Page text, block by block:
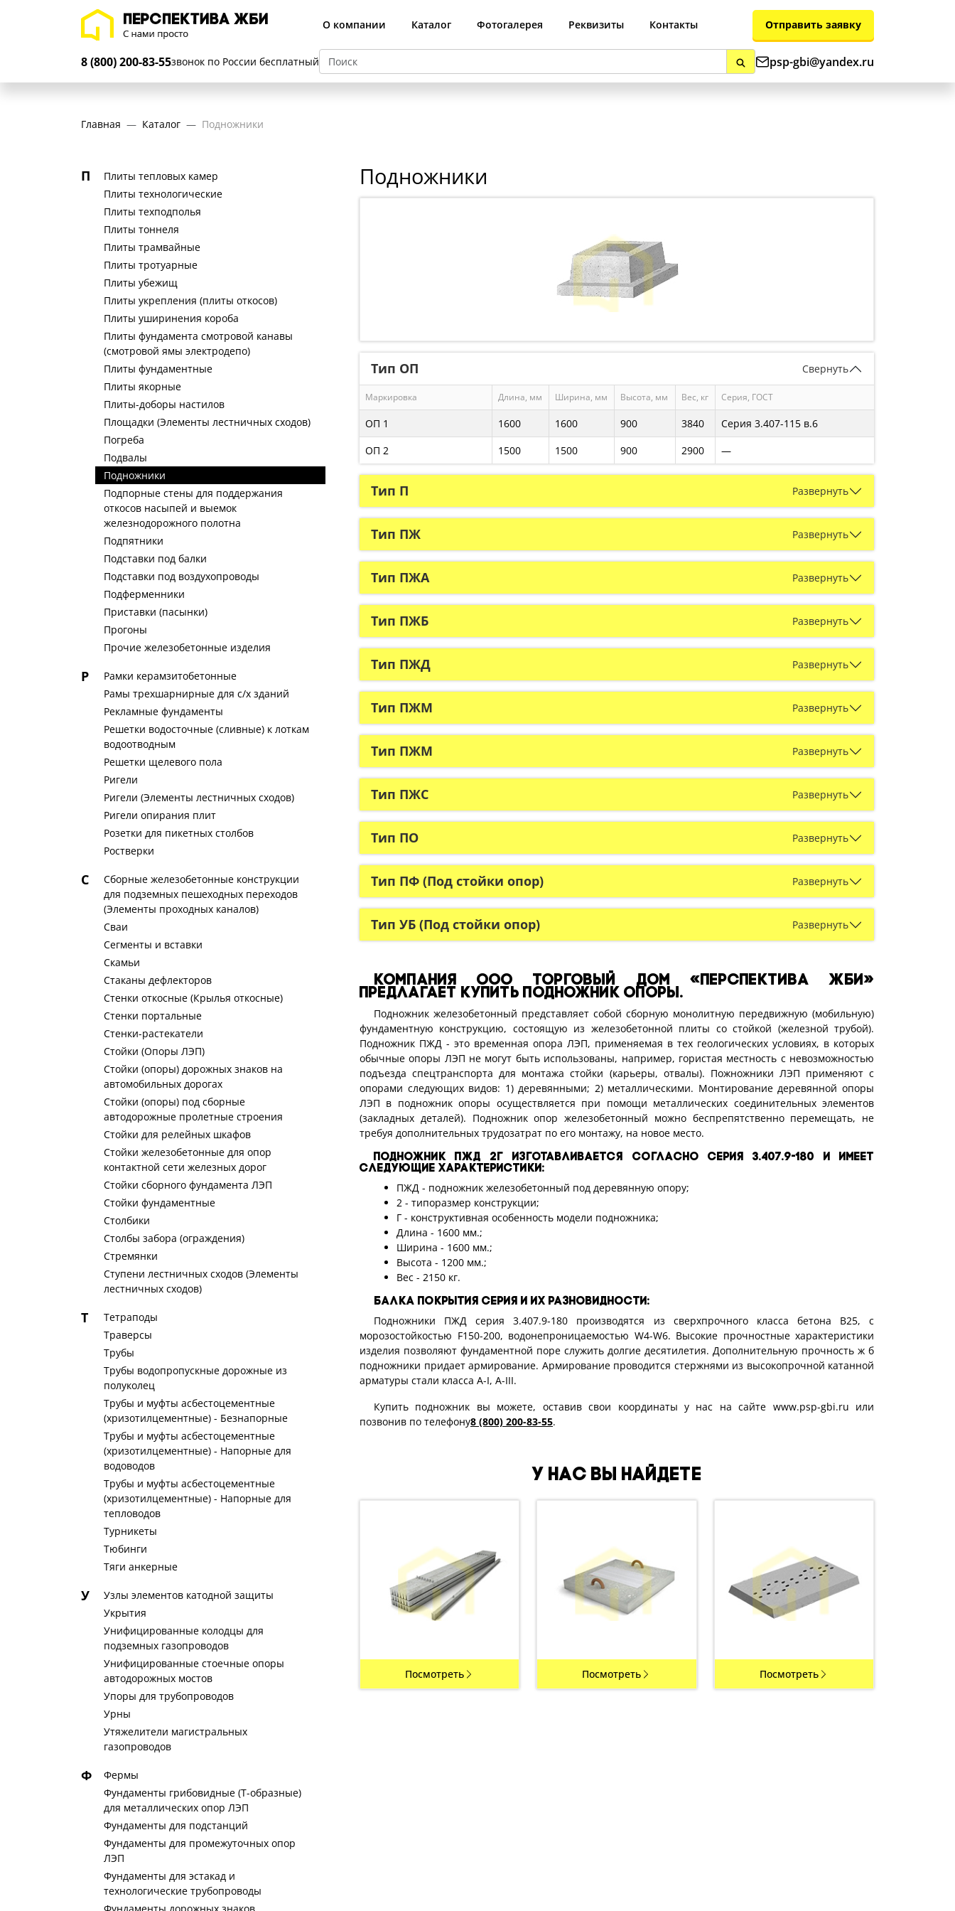
О компании Каталог Фотогалерея Реквизиты Контакты Отправить заявку
8 (800) 200-83-55звонок по России бесплатный psp-gbi@yandex.ru
Главная Каталог Подножники
П
Плиты проезжей части мостов
Плиты пролетного строения
Плиты разгрузочные
Плиты ребристые
Плиты составного фундамента
Плиты тепловых камер
Плиты технологические
Плиты техподполья
Плиты тоннеля
Плиты трамвайные
Плиты тротуарные
Плиты убежищ
Плиты укрепления (плиты откосов)
Плиты уширинения короба
Плиты фундамента смотровой канавы
(смотровой ямы электродепо)
Плиты фундаментные
Плиты якорные
Плиты-доборы настилов
Площадки (Элементы лестничных сходов)
Погреба
Подвалы
Подножники
Подпорные стены для поддержания
откосов насыпей и выемок
железнодорожного полотна
Подпятники
Подставки под балки
Подставки под воздухопроводы
Подферменники
Приставки (пасынки)
Прогоны
Прочие железобетонные изделия
Р
Рамки керамзитобетонные
Рамы трехшарнирные для с/х зданий
Рекламные фундаменты
Решетки водосточные (сливные) к лоткам
водоотводным
Решетки щелевого пола
Ригели
Ригели (Элементы лестничных сходов)
Ригели опирания плит
Розетки для пикетных столбов
Ростверки
С
Сборные железобетонные конструкции
для подземных пешеходных переходов
(Элементы проходных каналов)
Сваи
Сегменты и вставки
Скамьи
Стаканы дефлекторов
Стенки откосные (Крылья откосные)
Стенки портальные
Стенки-растекатели
Стойки (Опоры ЛЭП)
Стойки (опоры) дорожных знаков на
автомобильных дорогах
Стойки (опоры) под сборные
автодорожные пролетные строения
Стойки для релейных шкафов
Стойки железобетонные для опор
контактной сети железных дорог
Стойки сборного фундамента ЛЭП
Стойки фундаментные
Столбики
Столбы забора (ограждения)
Стремянки
Ступени лестничных сходов (Элементы
лестничных сходов)
Т
Тетраподы
Траверсы
Трубы
Трубы водопропускные дорожные из
полуколец
Трубы и муфты асбестоцементные
(хризотилцементные) - Безнапорные
Трубы и муфты асбестоцементные
(хризотилцементные) - Напорные для
водоводов
Трубы и муфты асбестоцементные
(хризотилцементные) - Напорные для
тепловодов
Турникеты
Тюбинги
Тяги анкерные
У
Узлы элементов катодной защиты
Укрытия
Унифицированные колодцы для
подземных газопроводов
Унифицированные стоечные опоры
автодорожных мостов
Упоры для трубопроводов
Урны
Утяжелители магистральных
газопроводов
Ф
Фермы
Фундаменты грибовидные (Т-образные)
для металлических опор ЛЭП
Фундаменты для подстанций
Фундаменты для промежуточных опор
ЛЭП
Фундаменты для эстакад и
технологические трубопроводы
Подножники
Тип ОП Свернуть
Маркировка Длина, мм Ширина, мм Высота, мм Вес, кг Серия, ГОСТ
ОП 1 1600 1600 900 3840
Серия 3.407-115 в.6
ОП 2
1500 1500 900 2900 —
Тип П Развернуть
Тип ПЖ Развернуть
Тип ПЖА Развернуть
Тип ПЖБ Развернуть
Тип ПЖД Развернуть
Тип ПЖМ Развернуть
Тип ПЖМ Развернуть
Тип ПЖС Развернуть
Тип ПО Развернуть
Тип ПФ (Под стойки опор) Развернуть
Тип УБ (Под стойки опор) Развернуть
Компания ООО Торговый дом «Перспектива ЖБИ»
предлагает купить подножник опоры.
Подножник железобетонный представляет собой сборную монолитную передвижную (мобильную)
фундаментную конструкцию, состоящую из железобетонной плиты со стойкой (железной трубой).
Подножник ПЖД - это временная опора ЛЭП, применяемая в тех геологических условиях, в которых
обычные опоры ЛЭП не могут быть использованы, например, гористая местность с невозможностью
подъезда спецтранспорта для монтажа стойки (карьеры, отвалы). Пожножники ЛЭП применяют с
опорами следующих видов: 1) деревянными; 2) металлическими. Монтирование деревянной опоры
ЛЭП в подножник опоры осуществляется при помощи металлических соединительных элементов
(закладных деталей). Подножник опор железобетонный можно беспрепятственно перемещать, не
требуя дополнительных трудозатрат по его монтажу, на новое место.
Подножник ПЖД 2Г изготавливается согласно Серия 3.407.9-180 и имеет
следующие характеристики:
ПЖД - подножник железобетонный под деревянную опору;
2 - типоразмер конструкции;
Г - конструктивная особенность модели подножника;
Длина - 1600 мм.;
Ширина - 1600 мм.;
Высота - 1200 мм.;
Вес - 2150 кг.
Балка покрытия серия и их разновидности:
Подножники ПЖД серия 3.407.9-180 производятся из сверхпрочного класса бетона В25, с
морозостойкостью F150-200, водонепроницаемостью W4-W6. Высокие прочностные характеристики
изделия позволяют фундаментной поре служить долгие десятилетия. Дополнительную прочность ж б
подножники придает армирование. Армирование проводится стержнями из высокопрочной катанной
арматуры стали класса А-I, А-III.
Купить подножник вы можете, оставив свои координаты у нас на сайте www.psp-gbi.ru или
позвонив по телефону8 (800) 200-83-55.
У нас вы найдете
Посмотреть Посмотреть Посмотреть